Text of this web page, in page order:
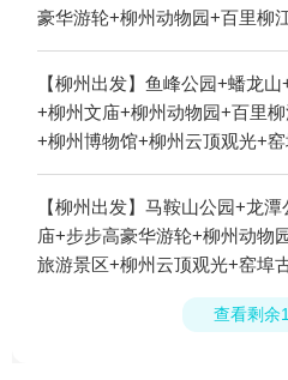
豪华游轮+柳州动物园+百里柳
+柳州博物馆+柳州云顶观光+
湾·欢乐世界+泰禾游船(东堤旅
号游船(东堤旅游码头)+凤凰岭
上公交+东堤游园+五星步行商
【柳州出发】鱼峰公园+蟠龙
+柳州文庙+柳州动物园+百里
+柳州博物馆+柳州云顶观光+
号游船(东堤旅游码头)+非凡1
行商业街1日游
【柳州出发】马鞍山公园+龙
庙+步步高豪华游轮+柳州动物
旅游景区+柳州云顶观光+窑埠
大桥+柳州水上公交+五星步行
查看剩余